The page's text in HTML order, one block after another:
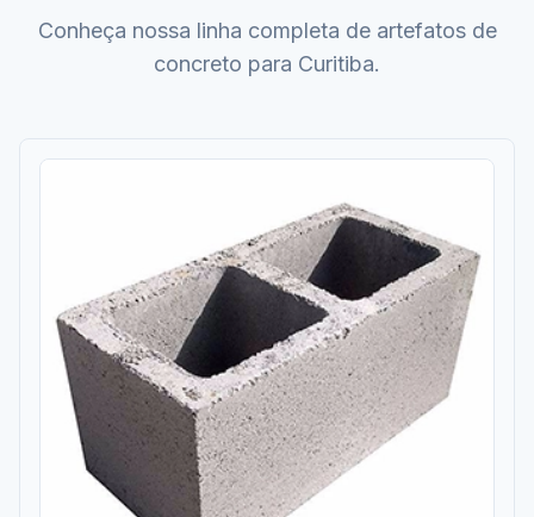
Conheça nossa linha completa de artefatos de
concreto para Curitiba.